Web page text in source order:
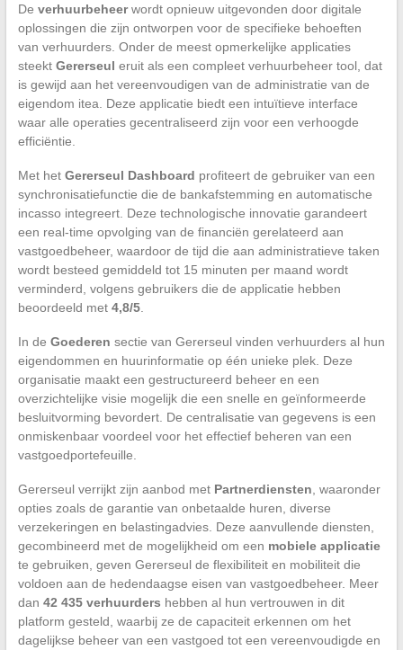
De verhuurbeheerwordt opnieuw uitgevonden door digitale
oplossingen die zijn ontworpen voor de specifieke behoeften
van verhuurders. Onder de meest opmerkelijke applicaties
steekt Gererseul eruit als een compleet verhuurbeheer tool, dat
is gewijd aan het vereenvoudigen van de administratie van de
eigendom itea. Deze applicatie biedt een intuïtieve interface
waar alle operaties gecentraliseerd zijn voor een verhoogde
efficiëntie.
Met het Gererseul Dashboard profiteert de gebruiker van een
synchronisatiefunctie die de bankafstemming en automatische
incasso integreert. Deze technologische innovatie garandeert
een real-time opvolging van de financiën gerelateerd aan
vastgoedbeheer, waardoor de tijd die aan administratieve taken
wordt besteed gemiddeld tot 15 minuten per maand wordt
verminderd, volgens gebruikers die de applicatie hebben
beoordeeld met 4,8/5.
In de Goederen sectie van Gererseul vinden verhuurders al hun
eigendommen en huurinformatie op één unieke plek. Deze
organisatie maakt een gestructureerd beheer en een
overzichtelijke visie mogelijk die een snelle en geïnformeerde
besluitvorming bevordert. De centralisatie van gegevens is een
onmiskenbaar voordeel voor het effectief beheren van een
vastgoedportefeuille.
Gererseul verrijkt zijn aanbod met Partnerdiensten , waaronder
opties zoals de garantie van onbetaalde huren, diverse
verzekeringen en belastingadvies. Deze aanvullende diensten,
gecombineerd met de mogelijkheid om een mobiele applicatie
te gebruiken, geven Gererseul de flexibiliteit en mobiliteit die
voldoen aan de hedendaagse eisen van vastgoedbeheer. Meer
dan 42 435 verhuurders hebben al hun vertrouwen in dit
platform gesteld, waarbij ze de capaciteit erkennen om het
dagelijkse beheer van een vastgoed tot een vereenvoudigde en